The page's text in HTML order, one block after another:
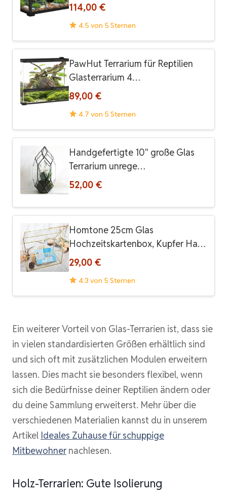
114,00 €
4.5 von 5 Sternen
PawHut Terrarium für Reptilien
Glasterrarium 4…
89,00 €
4.7 von 5 Sternen
Handgefertigte 10" große Glas
Terrarium unrege…
52,00 €
Homtone 25cm Glas
Hochzeitskartenbox, Kupfer Ha…
29,00 €
4.3 von 5 Sternen
Ein weiterer Vorteil von Glas-Terrarien ist, dass sie
in vielen standardisierten Größen erhältlich sind
und sich oft mit zusätzlichen Modulen erweitern
lassen. Dies macht sie besonders flexibel, wenn
sich die Bedürfnisse deiner Reptilien ändern oder
du deine Sammlung erweiterst. Mehr über die
verschiedenen Materialien kannst du in unserem
Artikel Ideales Zuhause für schuppige
Mitbewohnernachlesen.
Holz-Terrarien: Gute Isolierung